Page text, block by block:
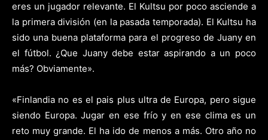
eres un jugador relevante. El Kultsu por poco asciende a
la primera división (en la pasada temporada). El Kultsu ha
sido una buena plataforma para el progreso de Juany en
el fútbol. ¿Que Juany debe estar aspirando a un poco
más? Obviamente».
«Finlandia no es el pais plus ultra de Europa, pero sigue
siendo Europa. Jugar en ese frío y en ese clima es un
reto muy grande. El ha ido de menos a más. Otro año no